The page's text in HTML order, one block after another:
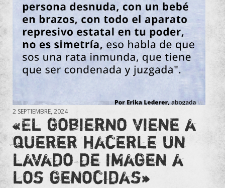
2 SEPTIEMBRE, 2024
«El gobierno viene a
querer hacerle un
lavado de imagen a
los genocidas»